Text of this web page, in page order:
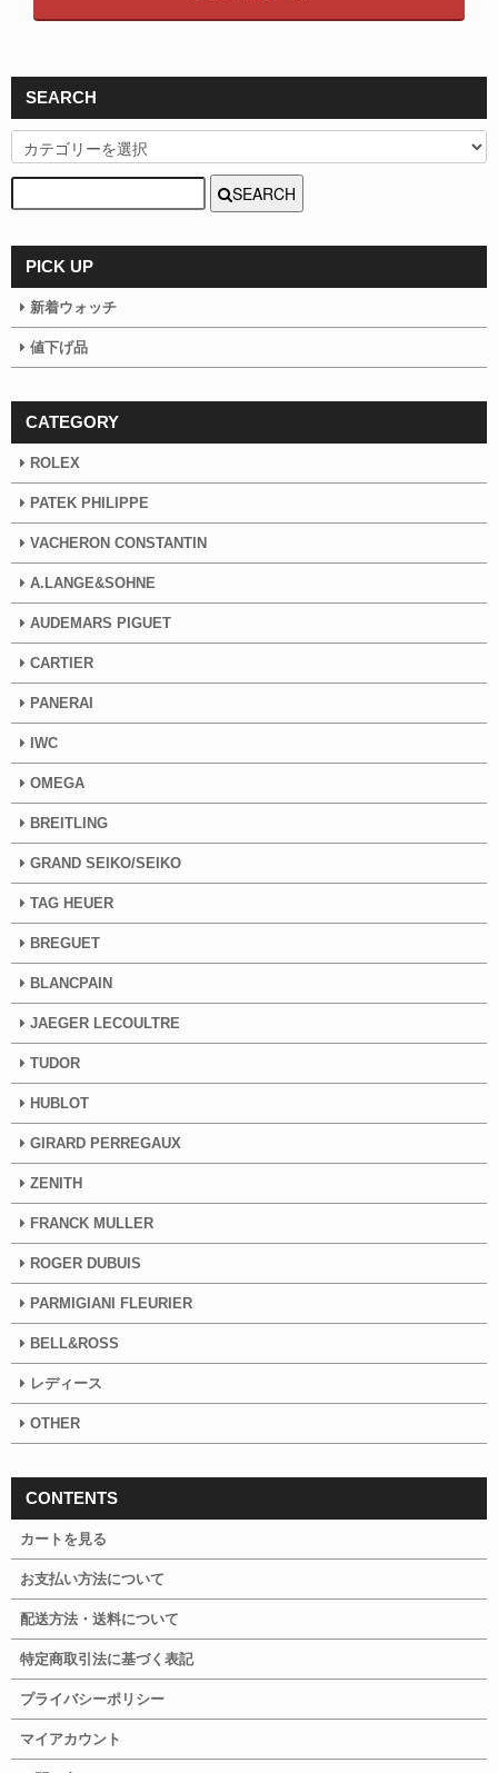
SEARCH
SEARCH
PICK UP
新着ウォッチ
値下げ品
CATEGORY
ROLEX
PATEK PHILIPPE
VACHERON CONSTANTIN
A.LANGE&SOHNE
AUDEMARS PIGUET
CARTIER
PANERAI
IWC
OMEGA
BREITLING
GRAND SEIKO/SEIKO
TAG HEUER
BREGUET
BLANCPAIN
JAEGER LECOULTRE
TUDOR
HUBLOT
GIRARD PERREGAUX
ZENITH
FRANCK MULLER
ROGER DUBUIS
PARMIGIANI FLEURIER
BELL&ROSS
レディース
OTHER
CONTENTS
カートを見る
お支払い方法について
配送方法・送料について
特定商取引法に基づく表記
プライバシーポリシー
マイアカウント